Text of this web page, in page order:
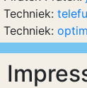
Techniek:
Techniek: